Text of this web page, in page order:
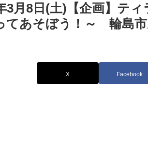
3月8日(土)【企画】テ
てあそぼう！～ 輪島
X Facebook